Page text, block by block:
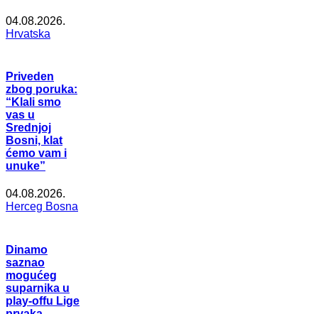
04.08.2026.
Hrvatska
Priveden
zbog poruka:
“Klali smo
vas u
Srednjoj
Bosni, klat
ćemo vam i
unuke”
04.08.2026.
Herceg Bosna
Dinamo
saznao
mogućeg
suparnika u
play-offu Lige